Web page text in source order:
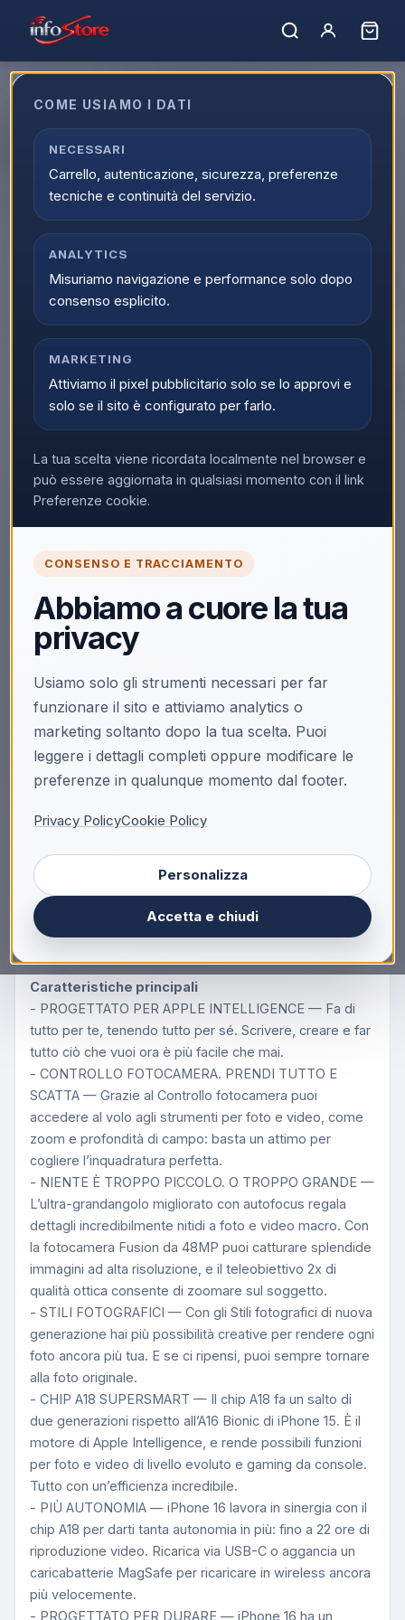
CONSENSO E TRACCIAMENTO
Abbiamo a cuore la tua
privacy
Usiamo solo gli strumenti necessari per far
funzionare il sito e attiviamo analytics o
marketing soltanto dopo la tua scelta. Puoi
leggere i dettagli completi oppure modificare le
preferenze in qualunque momento dal footer.
Privacy PolicyCookie Policy
Personalizza
Accetta e chiudi
COME USIAMO I DATI
NECESSARI
Carrello, autenticazione, sicurezza, preferenze
tecniche e continuità del servizio.
ANALYTICS
Misuriamo navigazione e performance solo dopo
consenso esplicito.
MARKETING
Attiviamo il pixel pubblicitario solo se lo approvi e
solo se il sito è configurato per farlo.
La tua scelta viene ricordata localmente nel browser e
può essere aggiornata in qualsiasi momento con il link
Preferenze cookie.
Apple iPhone 16 128GB 6.1"
Black ITA MYE73QL/A
EAN: 195949821899
▲
▼
🔒
Accedi per vedere i prezzi
Solo i clienti registrati e abilitati possono visualizzare i
Descrizione
Apple iPhone 16 128GB Nero, 15,5 cm (6.1"), 2556 x
1179 Pixel, 128 GB, 48 MP, iOS 18, Nero
iPhone 16. Progettato per Apple Intelligence.
iPhone 16. Progettato per Apple Intelligence. Controllo
fotocamera. Fotocamera Fusion da 48MP. Cinque
Caratteristiche principali
- PROGETTATO PER APPLE INTELLIGENCE — Fa di
tutto per te, tenendo tutto per sé. Scrivere, creare e far
tutto ciò che vuoi ora è più facile che mai.
- CONTROLLO FOTOCAMERA. PRENDI TUTTO E
SCATTA — Grazie al Controllo fotocamera puoi
accedere al volo agli strumenti per foto e video, come
zoom e profondità di campo: basta un attimo per
cogliere l’inquadratura perfetta.
- NIENTE È TROPPO PICCOLO. O TROPPO GRANDE —
L’ultra-grandangolo migliorato con autofocus regala
dettagli incredibilmente nitidi a foto e video macro. Con
la fotocamera Fusion da 48MP puoi catturare splendide
immagini ad alta risoluzione, e il teleobiettivo 2x di
qualità ottica consente di zoomare sul soggetto.
- STILI FOTOGRAFICI — Con gli Stili fotografici di nuova
generazione hai più possibilità creative per rendere ogni
foto ancora più tua. E se ci ripensi, puoi sempre tornare
alla foto originale.
- CHIP A18 SUPERSMART — Il chip A18 fa un salto di
due generazioni rispetto all’A16 Bionic di iPhone 15. È il
motore di Apple Intelligence, e rende possibili funzioni
per foto e video di livello evoluto e gaming da console.
Tutto con un’efficienza incredibile.
- PIÙ AUTONOMIA — iPhone 16 lavora in sinergia con il
chip A18 per darti tanta autonomia in più: fino a 22 ore di
riproduzione video. Ricarica via USB-C o aggancia un
caricabatterie MagSafe per ricaricare in wireless ancora
più velocemente.
- PROGETTATO PER DURARE — iPhone 16 ha un